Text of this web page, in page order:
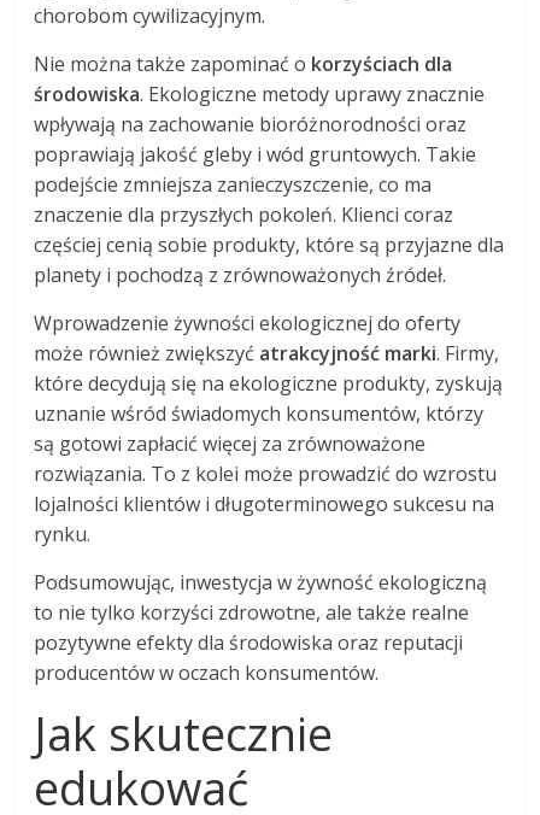
chorobom cywilizacyjnym.
Nie można także zapominać o korzyściach dla
środowiska. Ekologiczne metody uprawy znacznie
wpływają na zachowanie bioróżnorodności oraz
poprawiają jakość gleby i wód gruntowych. Takie
podejście zmniejsza zanieczyszczenie, co ma
znaczenie dla przyszłych pokoleń. Klienci coraz
częściej cenią sobie produkty, które są przyjazne dla
planety i pochodzą z zrównoważonych źródeł.
Wprowadzenie żywności ekologicznej do oferty
może również zwiększyć atrakcyjność marki. Firmy,
które decydują się na ekologiczne produkty, zyskują
uznanie wśród świadomych konsumentów, którzy
są gotowi zapłacić więcej za zrównoważone
rozwiązania. To z kolei może prowadzić do wzrostu
lojalności klientów i długoterminowego sukcesu na
rynku.
Podsumowując, inwestycja w żywność ekologiczną
to nie tylko korzyści zdrowotne, ale także realne
pozytywne efekty dla środowiska oraz reputacji
producentów w oczach konsumentów.
Jak skutecznie
edukować